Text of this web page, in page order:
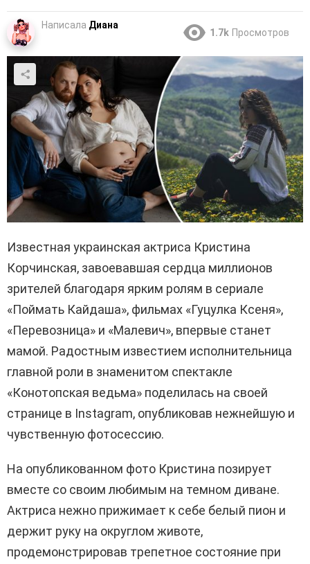
Написала Диана
1.7k Просмотров
Известная украинская актриса Кристина
Корчинская, завоевавшая сердца миллионов
зрителей благодаря ярким ролям в сериале
«Поймать Кайдаша», фильмах «Гуцулка Ксеня»,
«Перевозница» и «Малевич», впервые станет
мамой. Радостным известием исполнительница
главной роли в знаменитом спектакле
«Конотопская ведьма» поделилась на своей
странице в Instagram, опубликовав нежнейшую и
чувственную фотосессию.
На опубликованном фото Кристина позирует
вместе со своим любимым на темном диване.
Актриса нежно прижимает к себе белый пион и
держит руку на округлом животе,
продемонстрировав трепетное состояние при